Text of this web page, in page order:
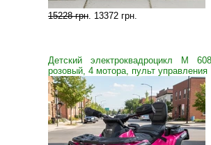
15228 грн. 13372 грн.
Детский электроквадроцикл M
розовый, 4 мотора, пульт управления